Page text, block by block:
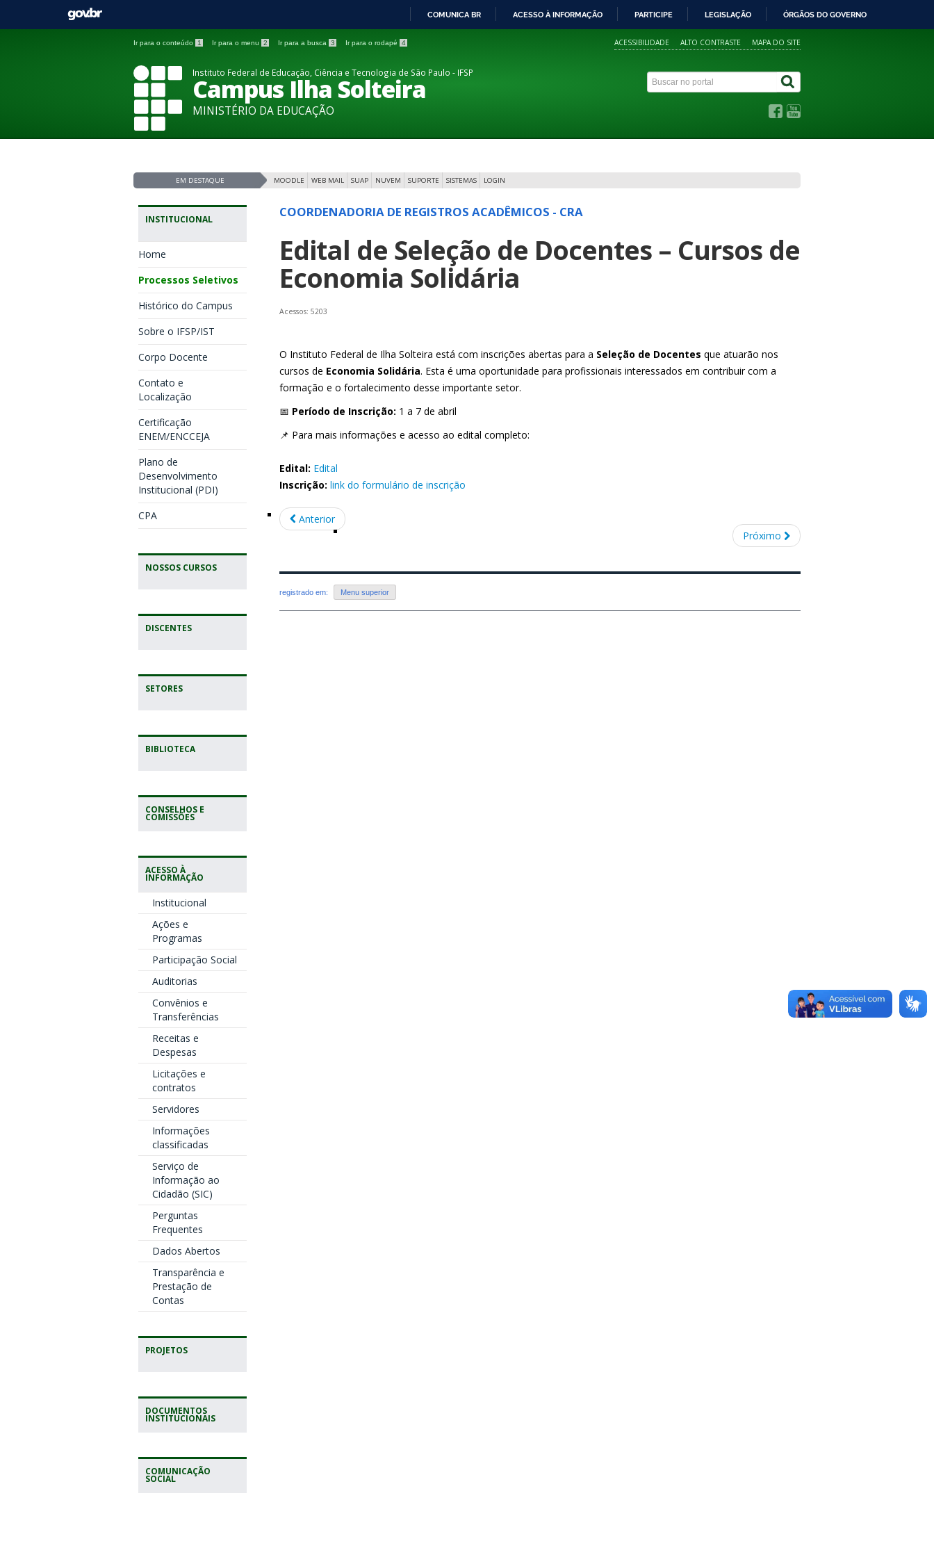
COMUNICA BR ACESSO À INFORMAÇÃO PARTICIPE LEGISLAÇÃO ÓRGÃOS DO GOVERNO
Ir para o conteúdo 1 Ir para o menu 2 Ir para a busca 3 Ir para o rodapé 4 ACESSIBILIDADE ALTO CONTRASTE MAPA DO SITE
Instituto Federal de Educação, Ciência e Tecnologia de São Paulo - IFSP
Campus Ilha Solteira
MINISTÉRIO DA EDUCAÇÃO
EM DESTAQUE MOODLE WEB MAIL SUAP NUVEM SUPORTE SISTEMAS LOGIN
INSTITUCIONAL
Home
Processos Seletivos
Histórico do Campus
Sobre o IFSP/IST
Corpo Docente
Contato e
Localização
Certificação
ENEM/ENCCEJA
Plano de
Desenvolvimento
Institucional (PDI)
CPA
NOSSOS CURSOS
DISCENTES
SETORES
BIBLIOTECA
CONSELHOS E
COMISSÕES
ACESSO À
INFORMAÇÃO
Institucional
Ações e
Programas
Participação Social
Auditorias
Convênios e
Transferências
Receitas e
Despesas
Licitações e
contratos
Servidores
Informações
classificadas
Serviço de
Informação ao
Cidadão (SIC)
Perguntas
Frequentes
Dados Abertos
Transparência e
Prestação de
Contas
PROJETOS
DOCUMENTOS
INSTITUCIONAIS
COMUNICAÇÃO
SOCIAL
COORDENADORIA DE REGISTROS ACADÊMICOS - CRA
Edital de Seleção de Docentes – Cursos de
Economia Solidária
Acessos: 5203
O Instituto Federal de Ilha Solteira está com inscrições abertas para a Seleção de Docentes que atuarão nos
cursos de Economia Solidária. Esta é uma oportunidade para profissionais interessados em contribuir com a
formação e o fortalecimento desse importante setor.
📅 Período de Inscrição: 1 a 7 de abril
📌 Para mais informações e acesso ao edital completo:
Edital: Edital
Inscrição: link do formulário de inscrição
Anterior
Próximo
registrado em: Menu superior